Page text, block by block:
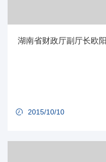
湖南省财政厅副厅长欧
2015/10/10